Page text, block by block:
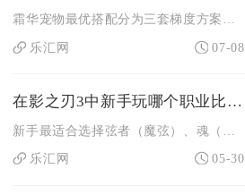
霜华宠物最优搭配分为三套梯度方案，分别是毕业四鸟输出组合、冰...
乐汇网
07-08
在影之刃3中新手玩哪个职业比较合适
乐汇网
05-30